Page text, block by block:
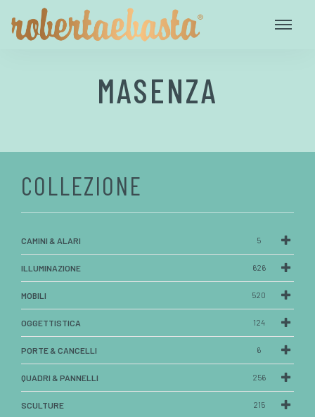
MASENZA
COLLEZIONE
CAMINI & ALARI 5
ILLUMINAZIONE 626
MOBILI 520
OGGETTISTICA 124
PORTE & CANCELLI 6
QUADRI & PANNELLI 256
SCULTURE 215